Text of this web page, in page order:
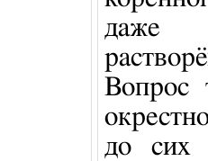
даже
Вопрос
до сих